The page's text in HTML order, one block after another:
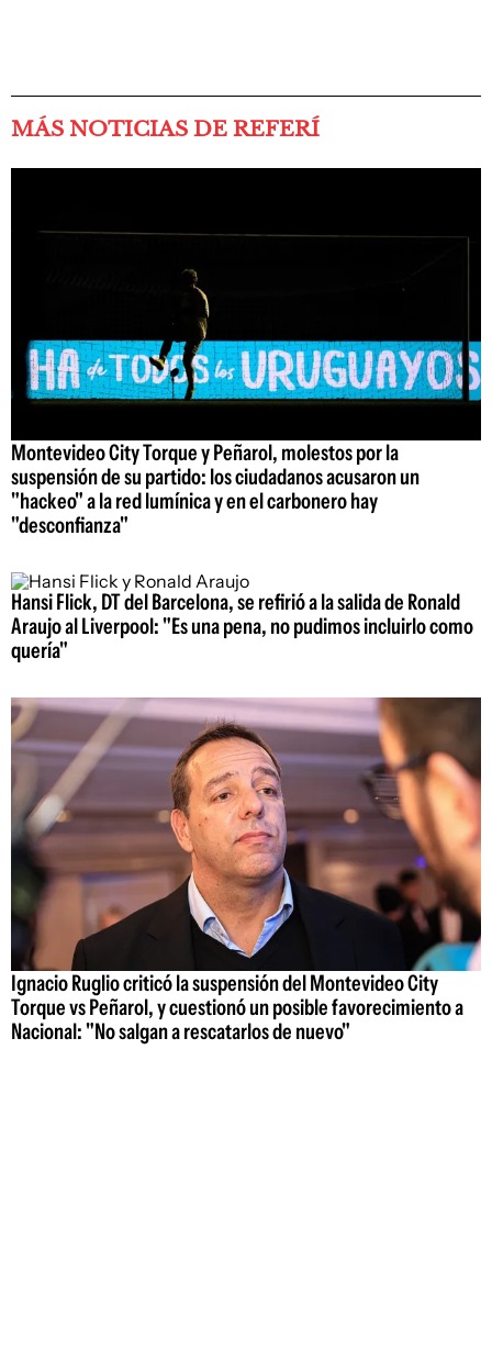
MÁS NOTICIAS DE REFERÍ
Montevideo City Torque y Peñarol, molestos por la
suspensión de su partido: los ciudadanos acusaron un
"hackeo" a la red lumínica y en el carbonero hay
"desconfianza"
Hansi Flick, DT del Barcelona, se refirió a la salida de Ronald
Araujo al Liverpool: "Es una pena, no pudimos incluirlo como
quería"
Ignacio Ruglio criticó la suspensión del Montevideo City
Torque vs Peñarol, y cuestionó un posible favorecimiento a
Nacional: "No salgan a rescatarlos de nuevo"